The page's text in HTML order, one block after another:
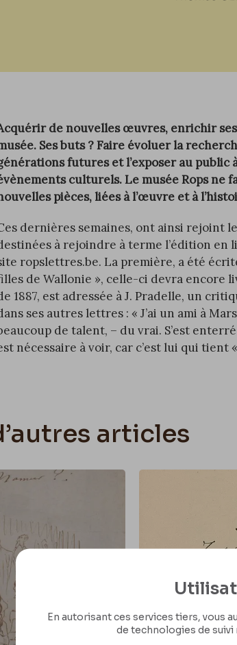
de nouvelles œuvres, enrichir ses
Ses buts ? Faire évoluer la
futures et l’exposer au public
culturels. Le musée Rops
pièces, liées à l’œuvre et à
dernières semaines, ont ainsi rejoint
à rejoindre à terme l’édition en
ropslettres.be. La première, a été
de Wallonie », celle-ci devra encore
1887, est adressée à J. Pradelle, un
ses autres lettres: « J’ai un ami à
de talent, – du vrai. S’est
nécessaire à voir, car c’est lui qui
articles
En autorisant ces services tiers, vous
de technologies de